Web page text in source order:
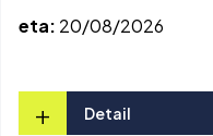
eta: 20/08/2026
+ Detail